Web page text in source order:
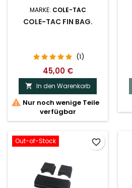
MARKE: COLE-TAC
COLE-TAC FIN BAG.
(1)
45,00 €
 In den Warenkorb
 Nur noch wenige Teile
verfügbar
Out-of-Stock favorite_border